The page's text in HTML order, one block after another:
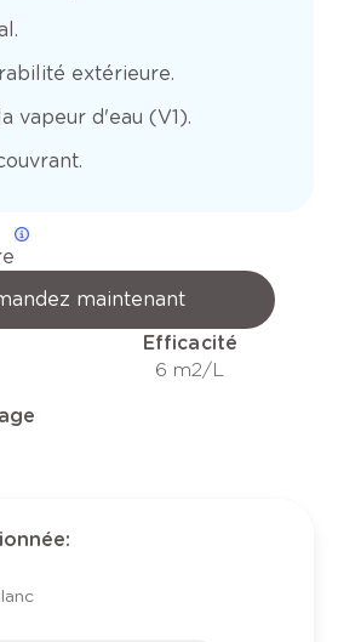
extérieure.
vapeur d'eau (V1).
maintenant
Efficacité
6 m2/L
: